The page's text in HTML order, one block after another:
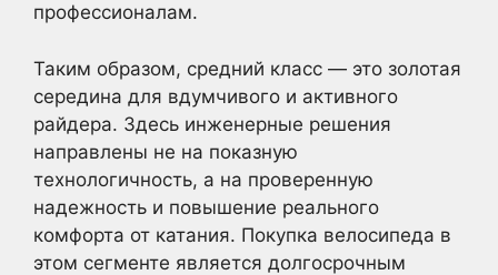
профессионалам.
Таким образом, средний класс — это золотая
середина для вдумчивого и активного
райдера. Здесь инженерные решения
направлены не на показную
технологичность, а на проверенную
надежность и повышение реального
комфорта от катания. Покупка велосипеда в
этом сегменте является долгосрочным